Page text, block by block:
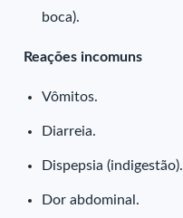
boca).
Reações incomuns
Vômitos.
Diarreia.
Dispepsia (indigestão).
Dor abdominal.